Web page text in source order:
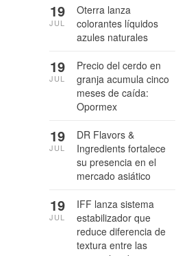
Oterra lanza
colorantes líquidos
azules naturales
19
JUL
Precio del cerdo en
granja acumula cinco
meses de caída:
Opormex
19
JUL
DR Flavors &
Ingredients fortalece
su presencia en el
mercado asiático
19
JUL
IFF lanza sistema
estabilizador que
reduce diferencia de
textura entre las
19
JUL